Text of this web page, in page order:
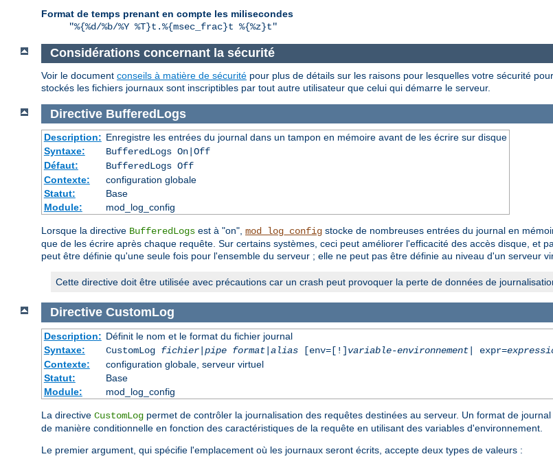
Format de temps prenant en compte les milisecondes
"%{%d/%b/%Y %T}t.%{msec_frac}t %{%z}t"
Considérations concernant la sécurité
Voir le document conseils à matière de sécurité pour plus de détails sur les raisons pour lesquelles votre sécurité
stockés les fichiers journaux sont inscriptibles par tout autre utilisateur que celui qui démarre le serveur.
Directive BufferedLogs
Description: Enregistre les entrées du journal dans un tampon en mémoire avant de les écrire sur disque
Syntaxe:
BufferedLogs On|Off
Défaut:
BufferedLogs Off
Contexte:
configuration globale
Statut:
Base
Module:
mod_log_config
Lorsque la directive BufferedLogs est à "on", mod_log_config stocke de nombreuses entrées du journal en
que de les écrire après chaque requête. Sur certains systèmes, ceci peut améliorer l'efficacité des accès disque, et
peut être définie qu'une seule fois pour l'ensemble du serveur ; elle ne peut pas être définie au niveau d'un serveur
Cette directive doit être utilisée avec précautions car un crash peut provoquer la perte de données de
Directive CustomLog
Description: Définit le nom et le format du fichier journal
Syntaxe:
CustomLog fichier|pipe format|alias[env=[!]variable-environnement| expr=
Contexte:
configuration globale, serveur virtuel
Statut:
Base
Module:
mod_log_config
La directive CustomLog permet de contrôler la journalisation des requêtes destinées au serveur. Un format de
de manière conditionnelle en fonction des caractéristiques de la requête en utilisant des variables d'environnement.
Le premier argument, qui spécifie l'emplacement où les journaux seront écrits, accepte deux types de valeurs :